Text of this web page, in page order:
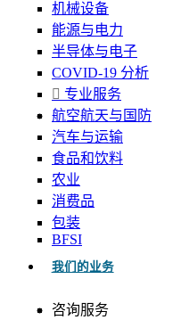
机械设备
能源与电力
半导体与电子
COVID-19 分析
专业服务
航空航天与国防
汽车与运输
食品和饮料
农业
消费品
包装
BFSI
我们的业务
咨询服务